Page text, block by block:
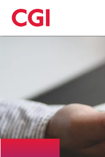
Skip
to
main